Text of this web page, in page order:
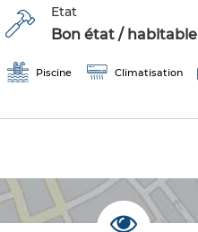
Etat
Bon état / habitable
Piscine Climatisation